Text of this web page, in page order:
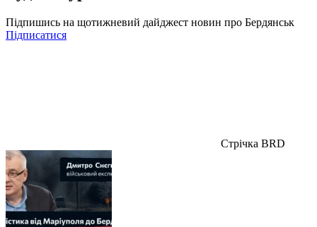
Підпишись на щотижневий дайджест новин про Бердянськ
Підписатися
Стрічка BRD